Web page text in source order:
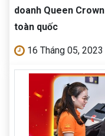
doanh Queen
toàn quốc
16 Tháng 05, 2023